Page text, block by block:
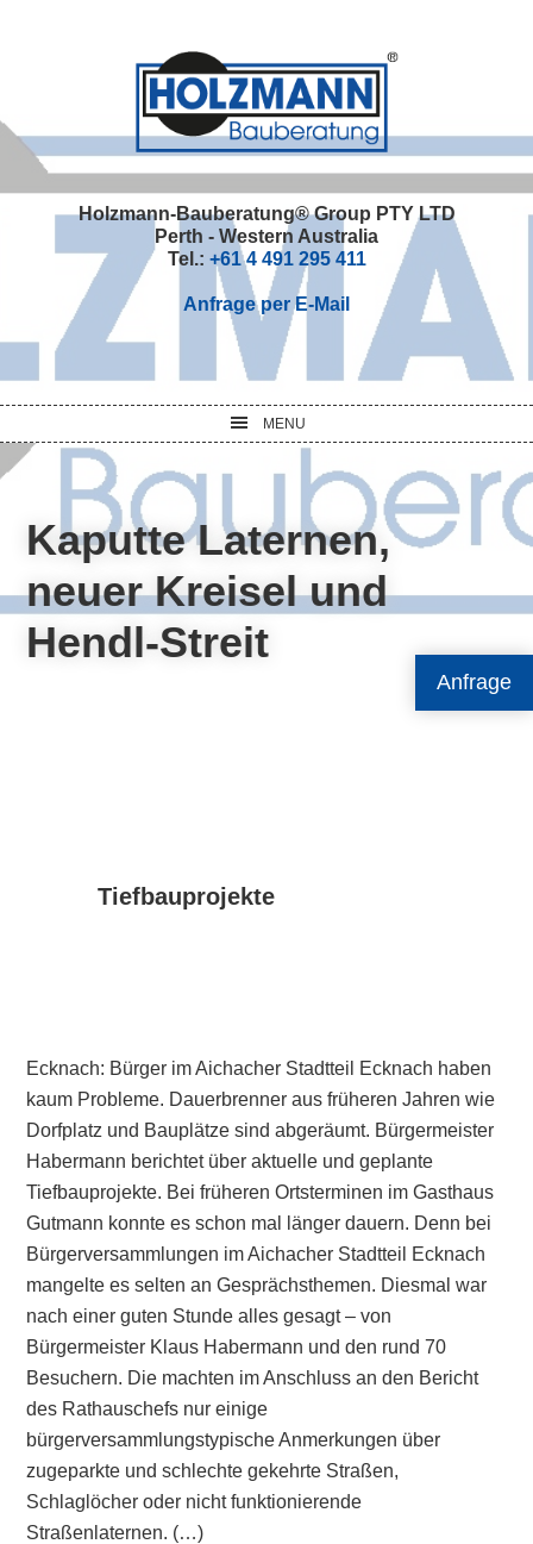
Anfrage
Holzmann-Bauberatung® Group PTY LTD
Perth - Western Australia
Tel.: +61 4 491 295 411
Anfrage per E-Mail
MENU
Kaputte Laternen,
neuer Kreisel und
Hendl-Streit
Tiefbauprojekte
Ecknach: Bürger im Aichacher Stadtteil Ecknach haben
kaum Probleme. Dauerbrenner aus früheren Jahren wie
Dorfplatz und Bauplätze sind abgeräumt. Bürgermeister
Habermann berichtet über aktuelle und geplante
Tiefbauprojekte. Bei früheren Ortsterminen im Gasthaus
Gutmann konnte es schon mal länger dauern. Denn bei
Bürgerversammlungen im Aichacher Stadtteil Ecknach
mangelte es selten an Gesprächsthemen. Diesmal war
nach einer guten Stunde alles gesagt – von
Bürgermeister Klaus Habermann und den rund 70
Besuchern. Die machten im Anschluss an den Bericht
des Rathauschefs nur einige
bürgerversammlungstypische Anmerkungen über
zugeparkte und schlechte gekehrte Straßen,
Schlaglöcher oder nicht funktionierende
Straßenlaternen. (…)